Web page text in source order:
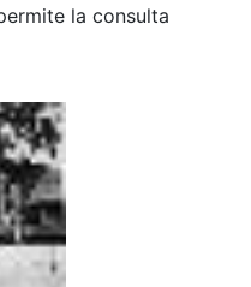
la consulta